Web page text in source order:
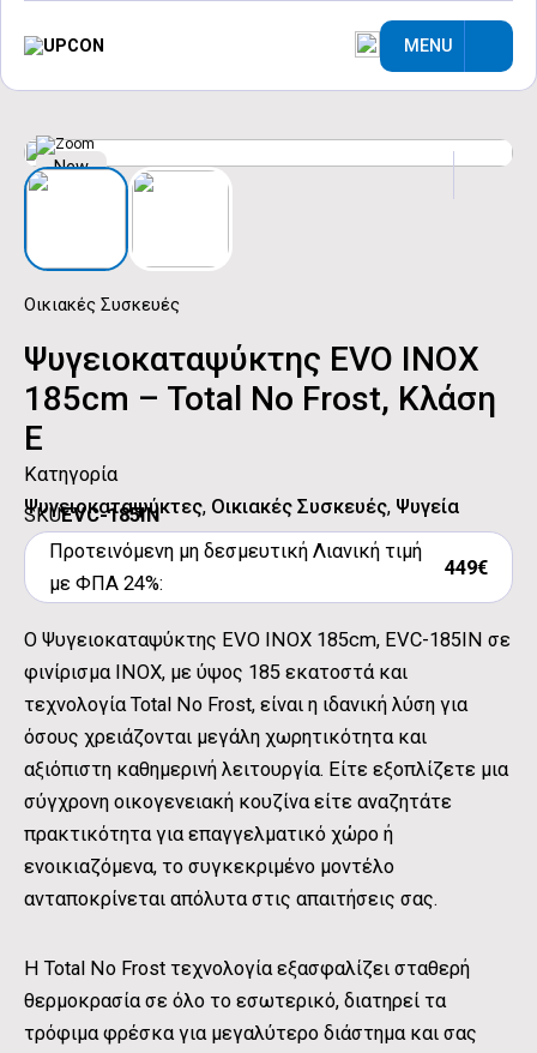
MENU
New
Οικιακές Συσκευές
Ψυγειοκαταψύκτης EVO INOX
185cm – Total No Frost, Κλάση
Ε
Κατηγορία
Ψυγειοκαταψύκτες, Οικιακές Συσκευές, Ψυγεία
SKUEVC-185IN
Προτεινόμενη μη δεσμευτική Λιανική τιμή
με ΦΠΑ 24%:
449€
Ο Ψυγειοκαταψύκτης EVO INOX 185cm, EVC-185IN σε
φινίρισμα INOX, με ύψος 185 εκατοστά και
τεχνολογία Total No Frost, είναι η ιδανική λύση για
όσους χρειάζονται μεγάλη χωρητικότητα και
αξιόπιστη καθημερινή λειτουργία. Είτε εξοπλίζετε μια
σύγχρονη οικογενειακή κουζίνα είτε αναζητάτε
πρακτικότητα για επαγγελματικό χώρο ή
ενοικιαζόμενα, το συγκεκριμένο μοντέλο
ανταποκρίνεται απόλυτα στις απαιτήσεις σας.
Η Total No Frost τεχνολογία εξασφαλίζει σταθερή
θερμοκρασία σε όλο το εσωτερικό, διατηρεί τα
τρόφιμα φρέσκα για μεγαλύτερο διάστημα και σας